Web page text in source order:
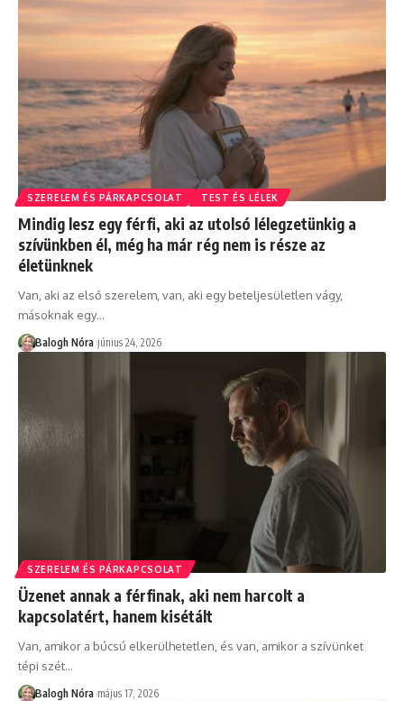
SZERELEM ÉS PÁRKAPCSOLAT TEST ÉS LÉLEK
Mindig lesz egy férfi, aki az utolsó lélegzetünkig a
szívünkben él, még ha már rég nem is része az
életünknek
Van, aki az első szerelem, van, aki egy beteljesületlen vágy,
másoknak egy…
Balogh Nóra június 24, 2026
SZERELEM ÉS PÁRKAPCSOLAT
Üzenet annak a férfinak, aki nem harcolt a
kapcsolatért, hanem kisétált
Van, amikor a búcsú elkerülhetetlen, és van, amikor a szívünket
tépi szét…
Balogh Nóra május 17, 2026